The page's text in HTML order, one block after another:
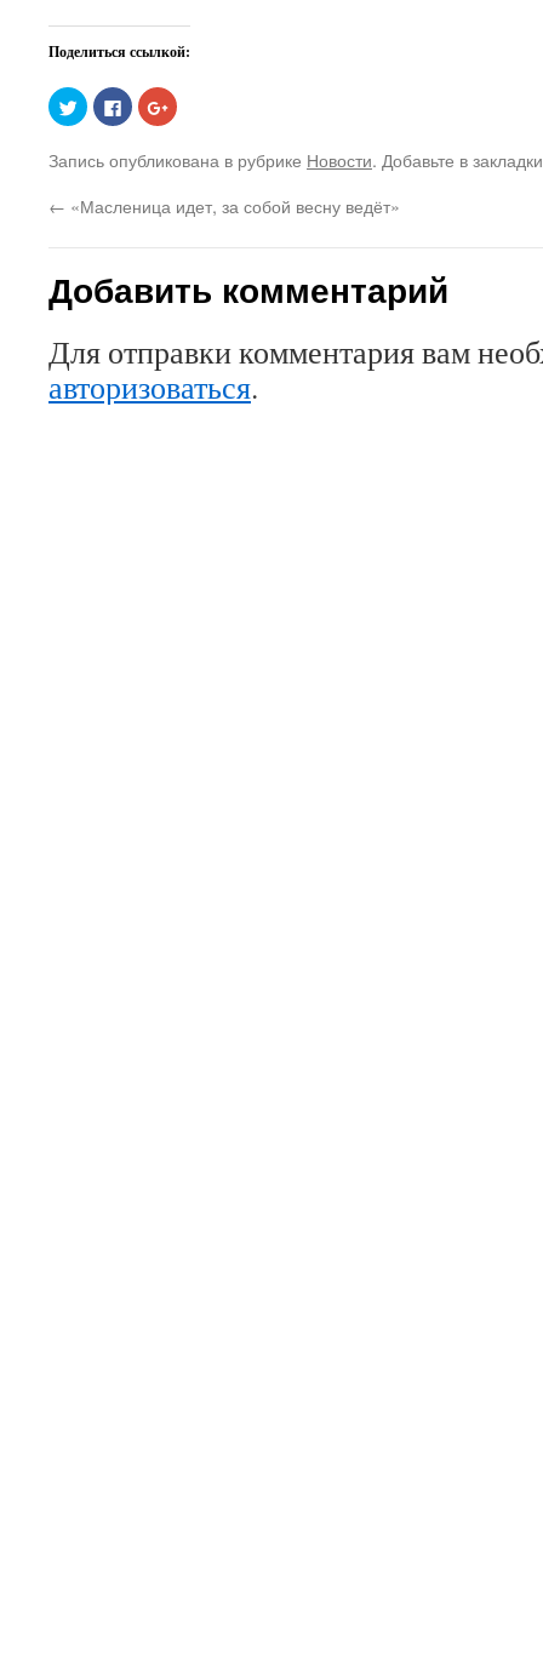
Поделиться ссылкой:
Нажмите,
чтобы
поделиться
Twitter
(Открывается
новом
окне)
Нажмите
здесь,
чтобы
контентом
на
(Открывается
в
окне)
Нажмите,
чтобы
Google+
(Открывается
новом
окне)
Запись опубликована в рубрике Новости. Добавьте в
← «Масленица идет, за собой весну ведёт»
Добавить комментарий
Для отправки комментария вам
авторизоваться.